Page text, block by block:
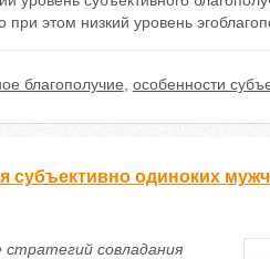
этом низкий уровень
благополучие особенности
субъективно одиноких
совладания